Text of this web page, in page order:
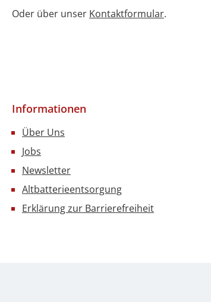
Oder über unser Kontaktformular.
Informationen
Über Uns
Jobs
Newsletter
Altbatterieentsorgung
Erklärung zur Barrierefreiheit